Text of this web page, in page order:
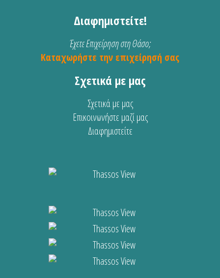
Διαφημιστείτε!
Έχετε Επιχείρηση στη Θάσο;
Καταχωρήστε την επιχείρησή σας
Σχετικά με μας
Σχετικά με μας
Επικοινωνήστε μαζί μας
Διαφημιστείτε